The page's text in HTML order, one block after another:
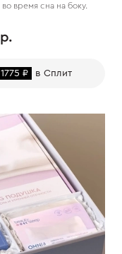
время сна на боку.
1775 ₽ в Сплит